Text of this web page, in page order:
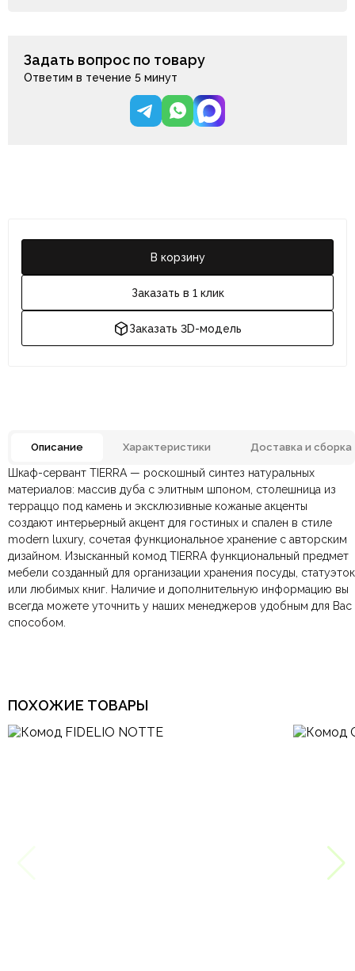
В корзину
Заказать в 1 клик
Заказать 3D-модель
Задать вопрос по товару
Ответим в течение 5 минут
Описание Характеристики Доставка и сборка
Шкаф-сервант TIERRA — роскошный синтез натуральных
материалов: массив дуба с элитным шпоном, столешница из
терраццо под камень и эксклюзивные кожаные акценты
создают интерьерный акцент для гостиных и спален в стиле
modern luxury, сочетая функциональное хранение с авторским
дизайном. Изысканный комод TIERRA функциональный предмет
мебели созданный для организации хранения посуды, статуэток
или любимых книг. Наличие и дополнительную информацию вы
всегда можете уточнить у наших менеджеров удобным для Вас
способом.
Материал
Инженерная панель,
Массив дуба, Металл,
Размеры ШxГxВ 1700х450х890 мм.
Цвет
Дуб, Латунь, Терраццо,
Форма столешницы
Страна производитель
Под заказ
По всей России:отправляем через транспортную
компаниюСДЭК . Срок доставки —до 7 дней .
По Москве и Санкт-Петербургу:быстрая
Яндекс.Доставка— доставка в день заказа.
Оплата в салоне-магазине— наличными или картой
при самовывозе.
Безналичная оплата по счёту— для юридических и
физических лиц.
Онлайн оплата картой— быстрая и безопасная через
сайт.
Отзывов ещё нет. Напишите первым.
Заголовок вашего отзыва
Ваш отзыв
Ваше имя
ПОХОЖИЕ ТОВАРЫ